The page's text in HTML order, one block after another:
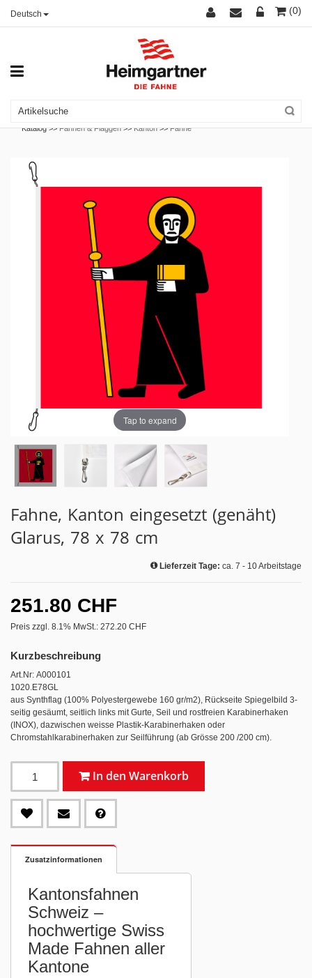
Deutsch (0)
Katalog >>Fahnen & Flaggen >>Kanton >>Fahne
Tap to expand
Fahne, Kanton eingesetzt (genäht)
Glarus, 78 x 78 cm
Lieferzeit Tage: ca. 7 - 10 Arbeitstage
251.80 CHF
Preis zzgl. 8.1% MwSt.: 272.20 CHF
Kurzbeschreibung
Art.Nr: A000101
1020.E78GL
aus Synthflag (100% Polyestergewebe 160 gr/m2), Rückseite Spiegelbild 3-
seitig gesäumt, seitlich links mit Gurte, Seil und rostfreien Karabinerhaken
(INOX), dazwischen weisse Plastik-Karabinerhaken oder
Chromstahlkarabinerhaken zur Seilführung (ab Grösse 200 /200 cm).
In den Warenkorb
Zusatzinformationen
Kantonsfahnen
Schweiz –
hochwertige Swiss
Made Fahnen aller
Kantone